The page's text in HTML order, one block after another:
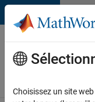
Passer au contenu
Votre
carrière
chez
Choisissez un site